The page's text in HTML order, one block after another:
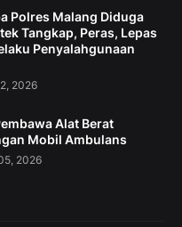
Polres Malang Diduga
Tangkap, Peras, Lepas
Penyalahgunaan
2026
Alat Berat
Mobil Ambulans
2026